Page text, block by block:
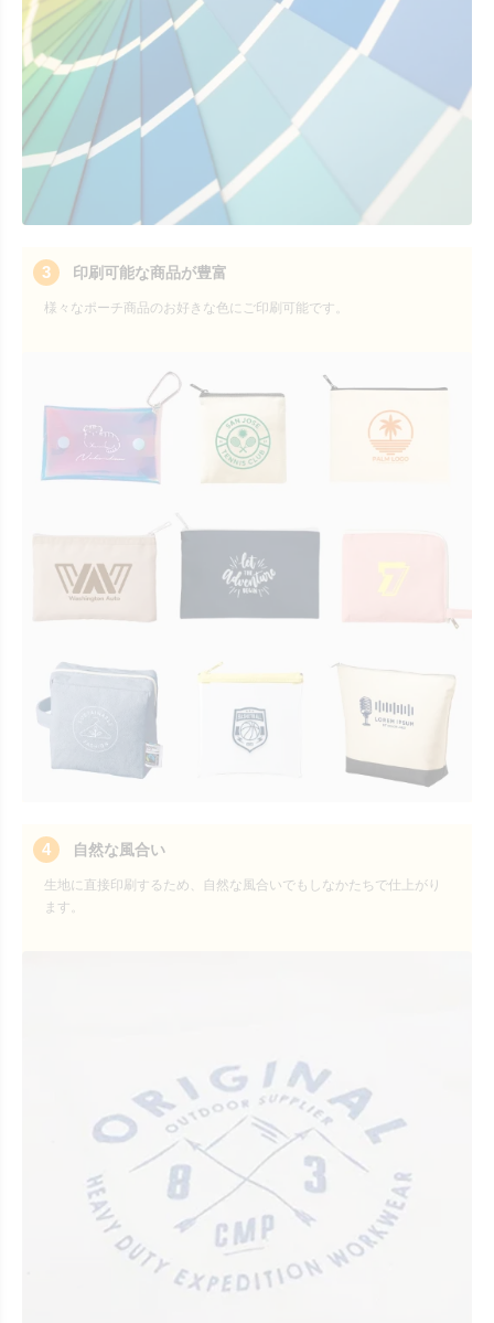
3 印刷可能な商品が豊富
様々なポーチ商品のお好きな色にご印刷可能です。
4 自然な風合い
生地に直接印刷するため、自然な風合いでもしなかたちで仕上がり
ます。